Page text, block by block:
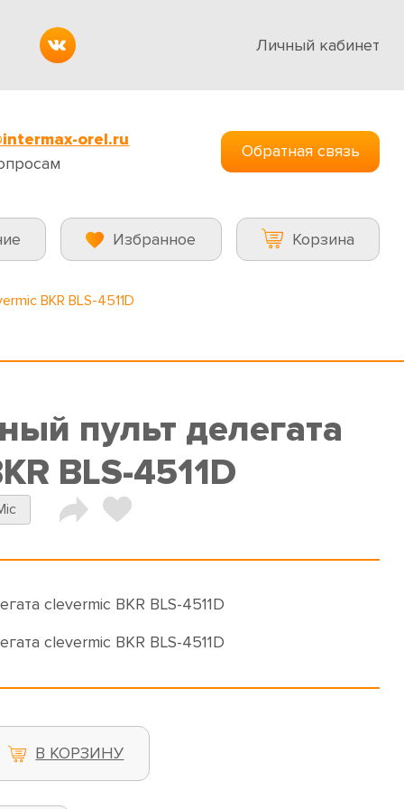
Личный кабинет
orel.ru
Обратная связь
Избранное Корзина
BKR BLS-4511D
пульт делегата
BLS-4511D
clevermic BKR BLS-4511D
clevermic BKR BLS-4511D
В КОРЗИНУ